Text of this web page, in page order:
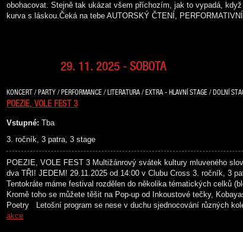
obohacovat. Stejně tak ukázat všem příchozím, jak to vypadá,
kurva s láskou.Čeká na tebe AUTORSKÝ ČTENÍ,
29. 11. 2025 - SOBOTA
KONCERT / PARTY / PERFORMANCE / LITERATURA / EXTRA - HLAVNÍ STAGE / DOLNÍ
POEZIE, VOLE FEST 3
Vstupné: Tba
3. ročník, 3 patra, 3 stage
POEZIE, VOLE FEST 3 Multižánrový svátek kultury mluveného
dva TŘI! JEDEM! 29.11.2025 od 14:00 v Clubu Cross 3. ročník, 3
Tentokráte máme festival rozdělen do několika tématických celků
Kromě toho se můžete těšit na Pop-up od Inkoustové tečky,
Poetry Letošní program se nese v duchu sjednocování různých
akce